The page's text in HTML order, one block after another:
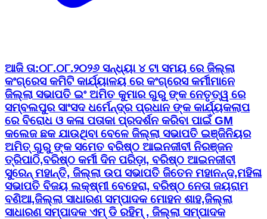
ଆଜି ତା:୦୮.୦୮.୨୦୨୬ ସନ୍ଧ୍ୟା ୪ ଟା ସମୟ ରେ ଜିଲ୍ଲା
କଂଗ୍ରେସ କମିଟି କାର୍ଯ୍ୟାଳୟ ରେ କଂଗ୍ରେସ କର୍ମୀମାନେ
ଜିଲ୍ଲା ସଭାପତି ଇଂ ଅମିତ କୁମାର ଗୁରୁ ଙ୍କ ନେତୃତ୍ୱ ରେ
ସମ୍ବଲପୁର ସାଂସଦ ଧର୍ମେନ୍ଦ୍ର ପ୍ରଧାନ ଙ୍କ କାର୍ଯ୍ୟକଲାପ
ରେ ବିରୋଧ ଓ କଳା ପତାକା ପ୍ରଦର୍ଶନ କରିବା ପାଇଁ GM
କଲେଜ ଛକ ଯାଉଥିବା ବେଳେ ଜିଲ୍ଲା ସଭାପତି ଇଞ୍ଜିନିୟର
ଅମିତ୍ ଗୁରୁ ଙ୍କ ସମେତ ବରିଷ୍ଠ ଆଇନଜୀବୀ ନିରଞ୍ଜନ
ତ୍ରିପାଠି,ବରିଷ୍ଠ କର୍ମୀ ଦିନ ପରିଡ଼ା, ବରିଷ୍ଠ ଆଇନଜୀବୀ
ସୁରେନ୍ ମହାନ୍ତି, ଜିଲ୍ଲା ଉପ ସଭାପତି ଜିତେନ ମହାନନ୍ଦ,ମହିଳା
ସଭାପତି ବିଜୟ ଲକ୍ଷ୍ମୀ ବେହେରା, ବରିଷ୍ଠ ନେତା ଜୟରାମ
ବଣିଆ,ଜିଲ୍ଲା ସାଧାରଣ ସମ୍ପାଦକ ମୋହନ ଶାହ,ଜିଲ୍ଲା
ସାଧାରଣ ସମ୍ପାଦକ ଏମ୍ ଡି ରହିମ୍ , ଜିଲ୍ଲା ସମ୍ପାଦକ